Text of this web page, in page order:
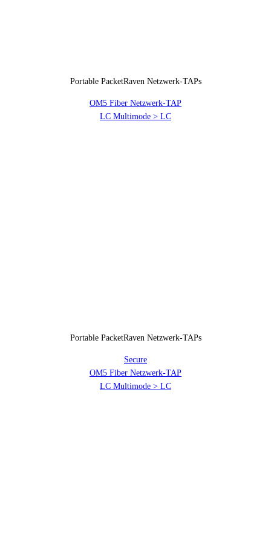
Portable PacketRaven Netzwerk-TAPs
OM5 Fiber Netzwerk-TAP
LC Multimode > LC
Portable PacketRaven Netzwerk-TAPs
Secure
OM5 Fiber Netzwerk-TAP
LC Multimode > LC